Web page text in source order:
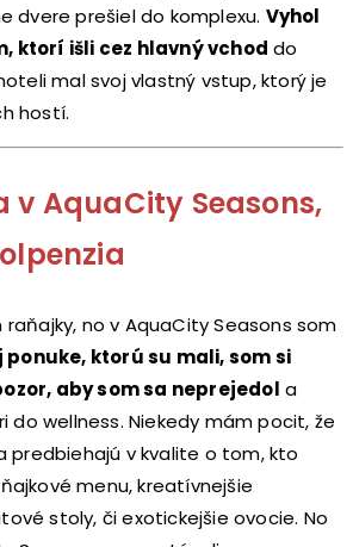
dvere prešiel do komplexu. Vyhol
ktorí išli cez hlavný vchod do
mal svoj vlastný vstup, ktorý je
hostí.
v AquaCity Seasons,
raňajky, no v AquaCity Seasons som
ponuke, ktorú su mali, som si
aby som sa neprejedol a
do wellness. Niekedy mám pocit, že
predbiehajú v kvalite o tom, kto
menu, kreatívnejšie
stoly, či exotickejšie ovocie. No